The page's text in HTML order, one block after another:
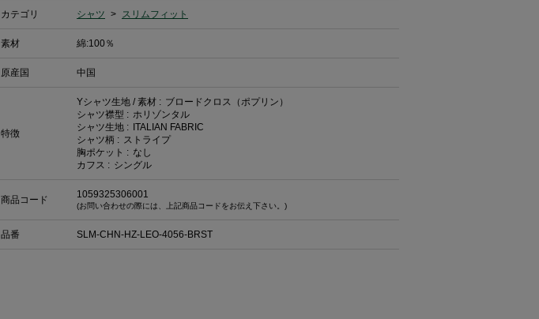
カテゴリ シャツ > スリムフィット
素材 綿:100％
原産国 中国
特徴
Yシャツ生地 / 素材 : ブロードクロス（ポプリン）
シャツ襟型 : ホリゾンタル
シャツ生地 : ITALIAN FABRIC
シャツ柄 : ストライプ
胸ポケット : なし
カフス : シングル
商品コード 1059325306001
(お問い合わせの際には、上記商品コードをお伝え下さい。)
品番 SLM-CHN-HZ-LEO-4056-BRST